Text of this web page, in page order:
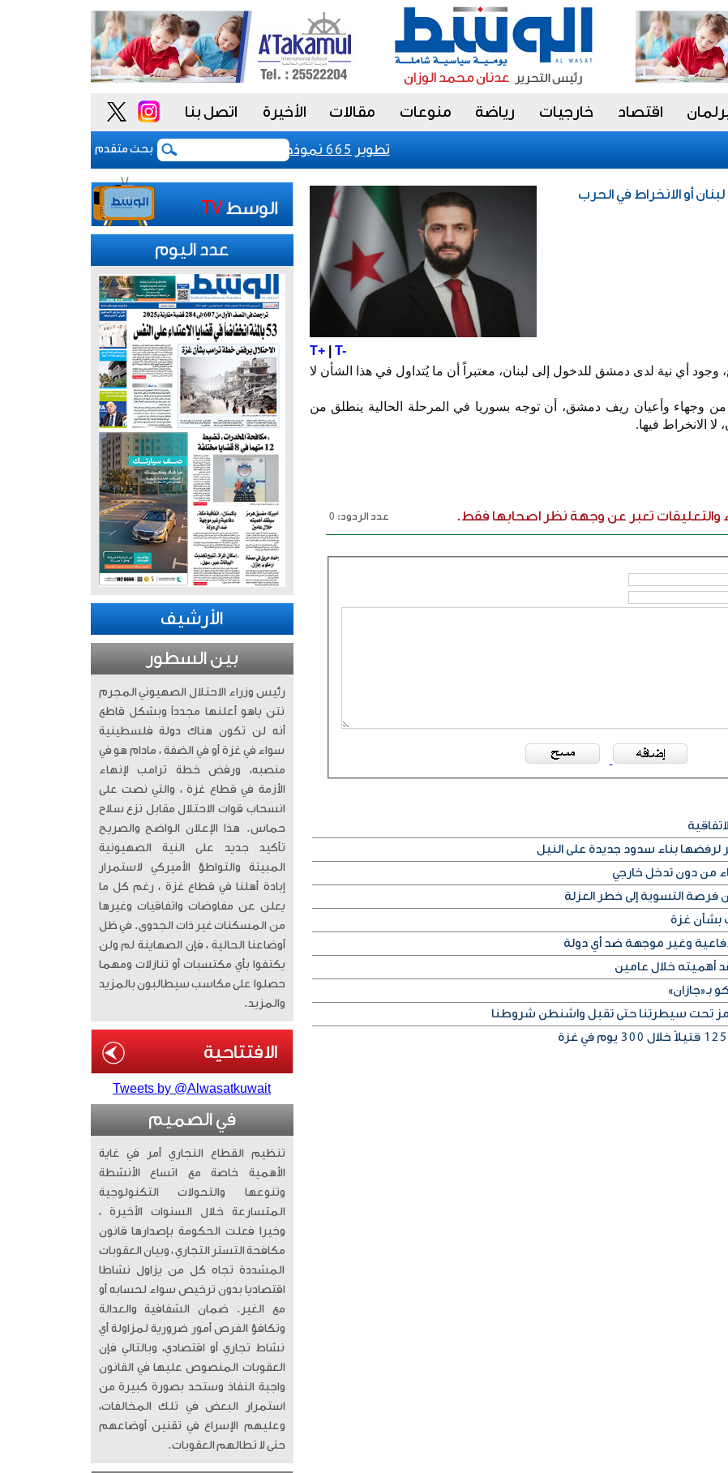
اقتصاد خارجيات رياضة منوعات مقالات الأخيرة اتصل بنا
بحث متقدم تطوير 665 نموذجاً لأورام بشرية لدراسة السرطان واختبار الأدوية
أو الانخراط في الحرب
T+| T-
أي نية لدى دمشق للدخول إلى لبنان، معتبراً أن ما يُتداول في هذا الشأن لا
من وجهاء وأعيان ريف دمشق، أن توجه بسوريا في المرحلة الحالية ينطلق من
الانخراط فيها.
والتعليقات تعبر عن وجهة نظر اصحابها فقط.
عدد الردود: 0
لرفضها بناء سدود جديدة على النيل
من دون تدخل خارجي
فرصة التسوية إلى خطر العزلة
بشأن غزة
وغير موجهة ضد أي دولة
أهميته خلال عامين
بـ«جازان»
تحت سيطرتنا حتى تقبل واشنطن شروطنا
عدد اليوم
الأرشيف
بين السطور
رئيس وزراء الاحتلال الصهيوني المجرم
نتن ياهو أعلنها مجدداً وبشكل قاطع
أنه لن تكون هناك دولة فلسطينية
سواء في غزة أو في الضفة ، مادام هو في
منصبه، ورفض خطة ترامب لإنهاء
الأزمة في قطاع غزة ، والتي نصت على
انسحاب قوات الاحتلال مقابل نزع سلاح
حماس. هذا الإعلان الواضح والصريح
تأكيد جديد على النية الصهيونية
المبيتة والتواطؤ الأميركي لاستمرار
إبادة أهلنا في قطاع غزة ، رغم كل ما
يعلن عن مفاوضات واتفاقيات وغيرها
من المسكنات غير ذات الجدوى. في ظل
أوضاعنا الحالية ، فإن الصهاينة لم ولن
يكتفوا بأي مكتسبات أو تنازلات ومهما
حصلوا على مكاسب سيطالبون بالمزيد
والمزيد.
Tweets by @Alwasatkuwait
في الصميم
تنظيم القطاع التجاري أمر في غاية
الأهمية خاصة مع اتساع الأنشطة
وتنوعها والتحولات التكنولوجية
المتسارعة خلال السنوات الأخيرة ،
وخيرا فعلت الحكومة بإصدارها قانون
مكافحة التستر التجاري ، وبيان العقوبات
المشددة تجاه كل من يزاول نشاطا
اقتصاديا بدون ترخيص سواء لحسابه أو
مع الغير. ضمان الشفافية والعدالة
وتكافؤ الفرص أمور ضرورية لمزاولة أي
نشاط تجاري أو اقتصادي، وبالتالي فإن
العقوبات المنصوص عليها في القانون
واجبة النفاذ وستحد بصورة كبيرة من
استمرار البعض في تلك المخالفات،
وعليهم الإسراع في تقنين أوضاعهم
حتى لا تطالهم العقوبات.